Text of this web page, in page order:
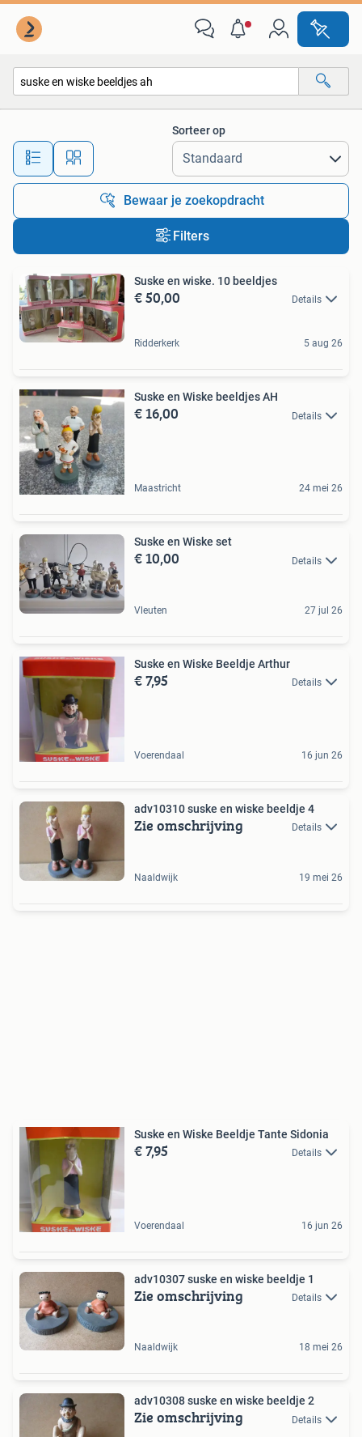
Alle afstanden…
Sorteer op
Bewaar je zoekopdracht
Filters
Suske en wiske. 10 beeldjes
€ 50,00 Details
Ridderkerk 5 aug 26
Suske en Wiske beeldjes AH
€ 16,00 Details
Maastricht 24 mei 26
Suske en Wiske set
€ 10,00 Details
Vleuten 27 jul 26
Suske en Wiske Beeldje Arthur
€ 7,95 Details
Voerendaal 16 jun 26
adv10310 suske en wiske beeldje 4
Zie omschrijving Details
Naaldwijk 19 mei 26
Suske en Wiske Beeldje Tante Sidonia
€ 7,95 Details
Voerendaal 16 jun 26
adv10307 suske en wiske beeldje 1
Zie omschrijving Details
Naaldwijk 18 mei 26
adv10308 suske en wiske beeldje 2
Zie omschrijving Details